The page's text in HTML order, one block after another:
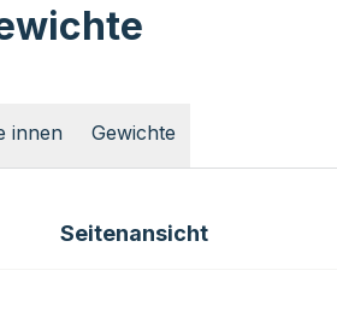
innen Gewichte
Seitenansicht